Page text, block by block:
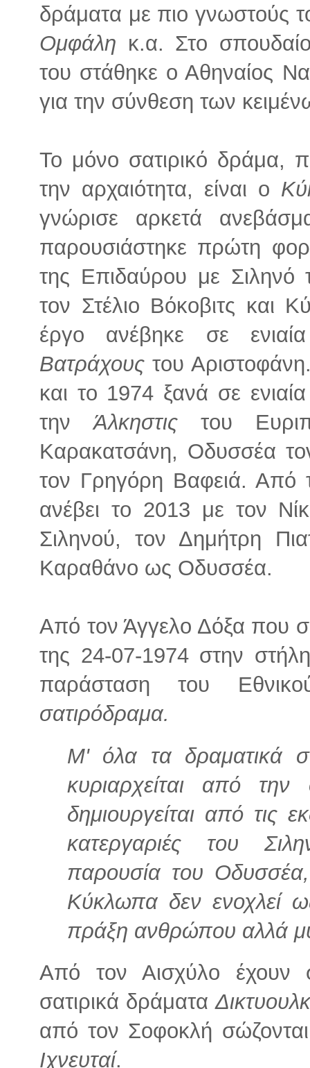
δράματα με πιο γνωστούς
Ομφάλη κ.α. Στο σπουδαίο
του στάθηκε ο Αθηναίος
για την σύνθεση των
Το μόνο σατιρικό δράμα,
την αρχαιότητα, είναι ο
γνώρισε αρκετά
παρουσιάστηκε πρώτη
της Επιδαύρου με
τον Στέλιο Βόκοβιτς και
έργο ανέβηκε σε
Βατράχουςτου
και το 1974 ξανά σε
τηνΆλκηστις του
Καρακατσάνη, Οδυσσέα
τον Γρηγόρη Βαφειά. Από
ανέβει το 2013 με τον
Σιληνού, τον Δημήτρη
Καραθάνο ως Οδυσσέα.
Από τον Άγγελο Δόξα που
της 24-07-1974 στην
παράσταση του
σατιρόδραμα.
Μ' όλα τα δραματικά
κυριαρχείται από
δημιουργείται από τις
κατεργαριές του
παρουσία του
Κύκλωπα δεν ενοχλεί
πράξη ανθρώπου αλλά
Από τον Αισχύλο
σατιρικά δράματα
από τον Σοφοκλή σώζονται
Ιχνευταί.